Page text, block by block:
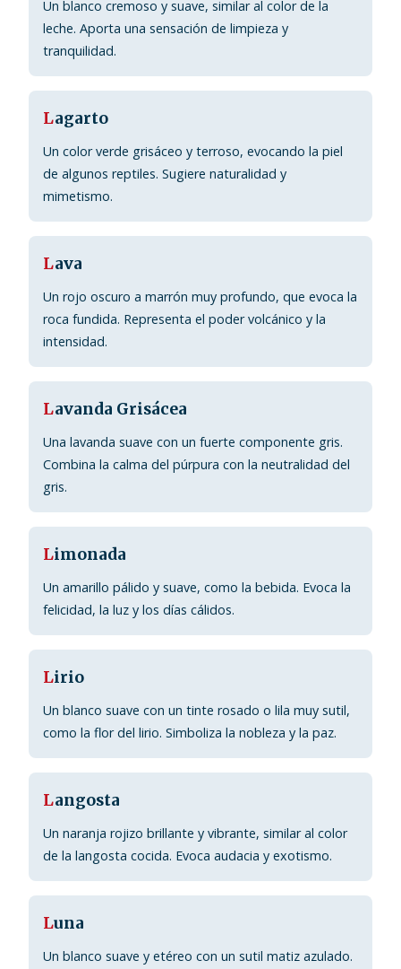
Un blanco cremoso y suave, similar al color de la
leche. Aporta una sensación de limpieza y
tranquilidad.
Lagarto
Un color verde grisáceo y terroso, evocando la piel
de algunos reptiles. Sugiere naturalidad y
mimetismo.
Lava
Un rojo oscuro a marrón muy profundo, que evoca la
roca fundida. Representa el poder volcánico y la
intensidad.
Lavanda Grisácea
Una lavanda suave con un fuerte componente gris.
Combina la calma del púrpura con la neutralidad del
gris.
Limonada
Un amarillo pálido y suave, como la bebida. Evoca la
felicidad, la luz y los días cálidos.
Lirio
Un blanco suave con un tinte rosado o lila muy sutil,
como la flor del lirio. Simboliza la nobleza y la paz.
Langosta
Un naranja rojizo brillante y vibrante, similar al color
de la langosta cocida. Evoca audacia y exotismo.
Luna
Un blanco suave y etéreo con un sutil matiz azulado.